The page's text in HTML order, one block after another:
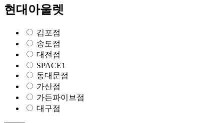
현대아울렛
김포점
송도점
대전점
SPACE1
동대문점
가산점
가든파이브점
대구점